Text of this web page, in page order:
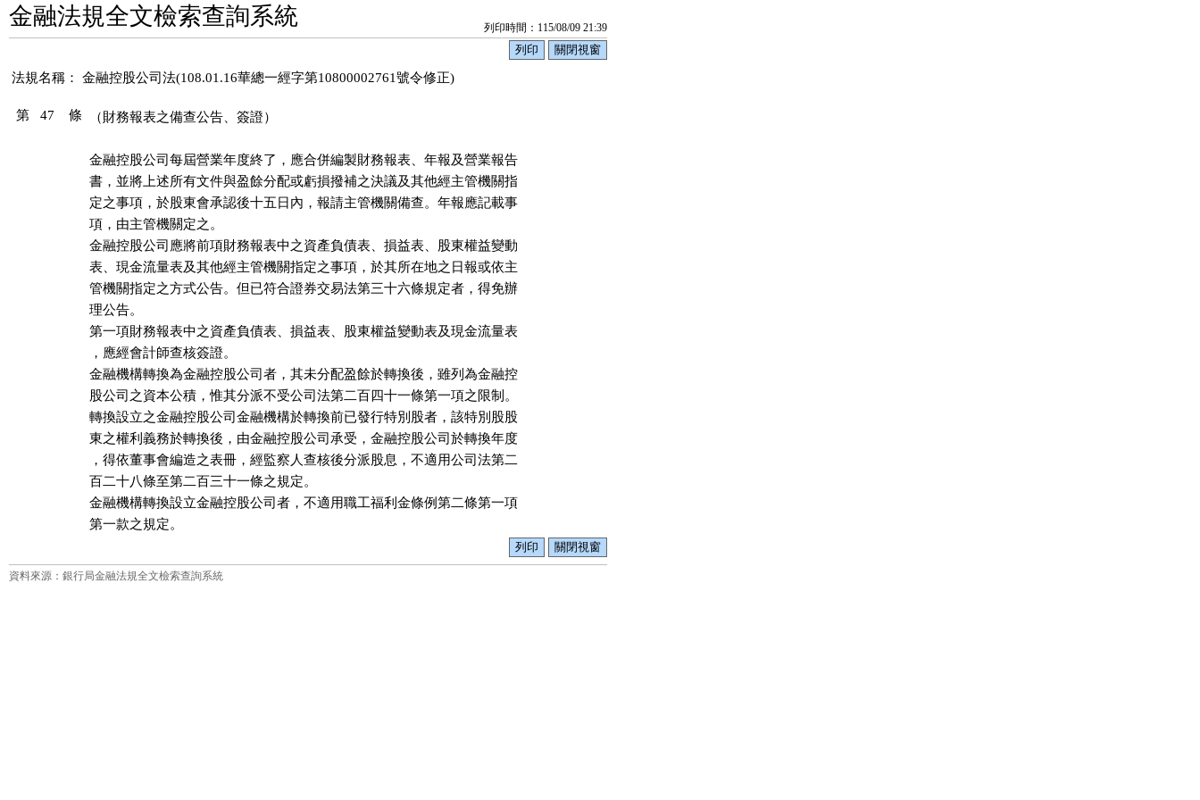
金融法規全文檢索查詢系統 列印時間：115/08/09 21:39
法規名稱： 金融控股公司法(108.01.16華總一經字第10800002761號令修正)
第 47 條 （財務報表之備查公告、簽證）
金融控股公司每屆營業年度終了，應合併編製財務報表、年報及營業報告
書，並將上述所有文件與盈餘分配或虧損撥補之決議及其他經主管機關指
定之事項，於股東會承認後十五日內，報請主管機關備查。年報應記載事
項，由主管機關定之。
金融控股公司應將前項財務報表中之資產負債表、損益表、股東權益變動
表、現金流量表及其他經主管機關指定之事項，於其所在地之日報或依主
管機關指定之方式公告。但已符合證券交易法第三十六條規定者，得免辦
理公告。
第一項財務報表中之資產負債表、損益表、股東權益變動表及現金流量表
，應經會計師查核簽證。
金融機構轉換為金融控股公司者，其未分配盈餘於轉換後，雖列為金融控
股公司之資本公積，惟其分派不受公司法第二百四十一條第一項之限制。
轉換設立之金融控股公司金融機構於轉換前已發行特別股者，該特別股股
東之權利義務於轉換後，由金融控股公司承受，金融控股公司於轉換年度
，得依董事會編造之表冊，經監察人查核後分派股息，不適用公司法第二
百二十八條至第二百三十一條之規定。
金融機構轉換設立金融控股公司者，不適用職工福利金條例第二條第一項
第一款之規定。
資料來源：銀行局金融法規全文檢索查詢系統